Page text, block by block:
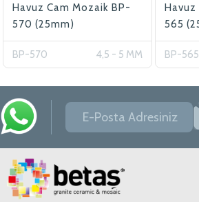
Havuz Cam Mozaik BP-
570 (25mm)
BP-570 4,5 - 5 MM
Havuz
565
BP-565